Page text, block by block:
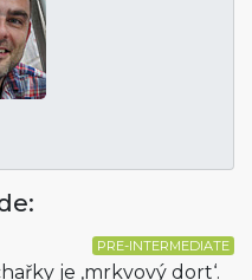
PRE-INTERMEDIATE
je ‚mrkvový dort‘.